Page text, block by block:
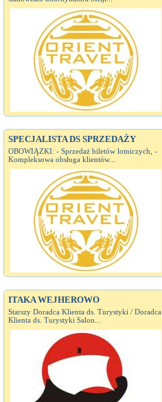
SPECJALISTA DS SPRZEDAŻY
OBOWIĄZKI: - Sprzedaż biletów lotniczych, -
Kompleksowa obsługa klientów...
ITAKA WEJHEROWO
Starszy Doradca Klienta ds. Turystyki / Doradca
Klienta ds. Turystyki Salon...